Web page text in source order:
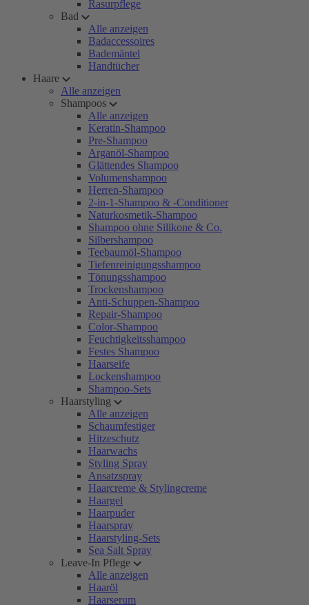
Rasurpflege
Bad
Alle anzeigen
Badaccessoires
Bademäntel
Handtücher
Haare
Alle anzeigen
Shampoos
Alle anzeigen
Keratin-Shampoo
Pre-Shampoo
Arganöl-Shampoo
Glättendes Shampoo
Volumenshampoo
Herren-Shampoo
2-in-1-Shampoo & -Conditioner
Naturkosmetik-Shampoo
Shampoo ohne Silikone & Co.
Silbershampoo
Teebaumöl-Shampoo
Tiefenreinigungsshampoo
Tönungsshampoo
Trockenshampoo
Anti-Schuppen-Shampoo
Repair-Shampoo
Color-Shampoo
Feuchtigkeitsshampoo
Festes Shampoo
Haarseife
Lockenshampoo
Shampoo-Sets
Haarstyling
Alle anzeigen
Schaumfestiger
Hitzeschutz
Haarwachs
Styling Spray
Ansatzspray
Haarcreme & Stylingcreme
Haargel
Haarpuder
Haarspray
Haarstyling-Sets
Sea Salt Spray
Leave-In Pflege
Alle anzeigen
Haaröl
Haarserum